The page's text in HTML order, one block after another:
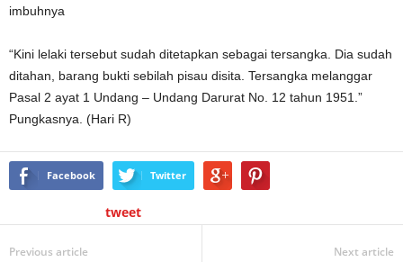
imbuhnya
“Kini lelaki tersebut sudah ditetapkan sebagai tersangka. Dia sudah
ditahan, barang bukti sebilah pisau disita. Tersangka melanggar
Pasal 2 ayat 1 Undang – Undang Darurat No. 12 tahun 1951.”
Pungkasnya. (Hari R)
Facebook Twitter
tweet
Previous article Next article